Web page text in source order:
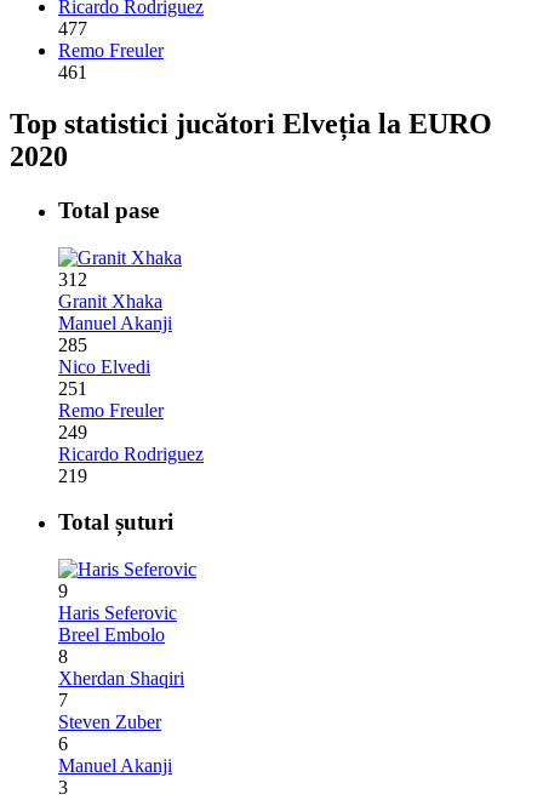
Ricardo Rodriguez
477
Remo Freuler
461
Top statistici jucători Elveția la EURO
2020
Total pase
312
Granit Xhaka
Manuel Akanji
285
Nico Elvedi
251
Remo Freuler
249
Ricardo Rodriguez
219
Total șuturi
9
Haris Seferovic
Breel Embolo
8
Xherdan Shaqiri
7
Steven Zuber
6
Manuel Akanji
3